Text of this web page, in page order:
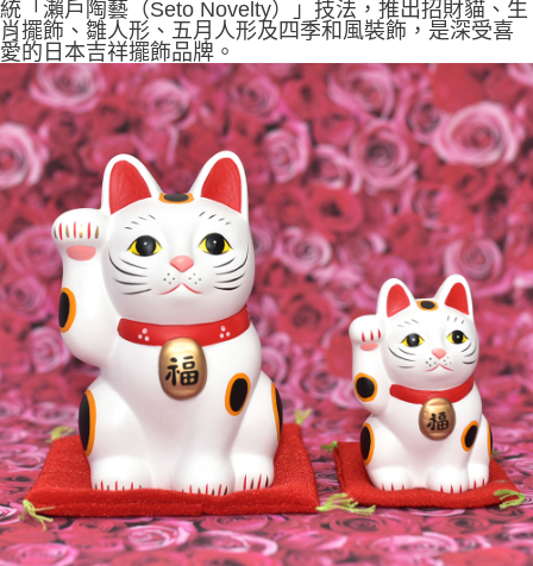
統「瀨戶陶藝（Seto Novelty）」技法，推出招財貓、生
肖擺飾、雛人形、五月人形及四季和風裝飾，是深受喜
愛的日本吉祥擺飾品牌。